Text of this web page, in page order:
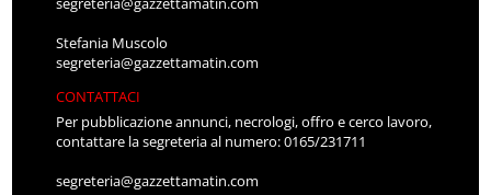
Stefania Muscolo
segreteria@gazzettamatin.com
CONTATTACI
Per pubblicazione annunci, necrologi, offro e cerco lavoro,
contattare la segreteria al numero: 0165/231711
segreteria@gazzettamatin.com